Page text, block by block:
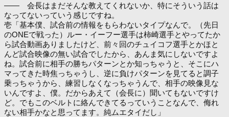
―― 会長はまだそんな教えてくれないか、特にそういう話は
なってないっていう感じですね。
壱「基本僕、試合前の情報をもらわないタイプなんで。（先日
のONEで戦った）ルー・イーフー選手は柿崎選手とやってたか
ら試合動画ありましたけど、前々回のチュイコフ選手とかほと
んど試合映像の無い試合でしたから、あんま気にしないですよ
ね。試合前に相手の勝ちパターンとか知っちゃうと、そこにハ
マってきた時焦っちゃうし、逆に負けパターンを見てると調子
乗っちゃうから、練習しなくなっちゃうんで、相手の映像見な
いんですよ、僕。だからあえて（会長に）聞いてもないですけ
ど。でもこのベルトに絡んできてるっていうことなんで、侮れ
ない相手かなと思ってます。純ムエタイだし」